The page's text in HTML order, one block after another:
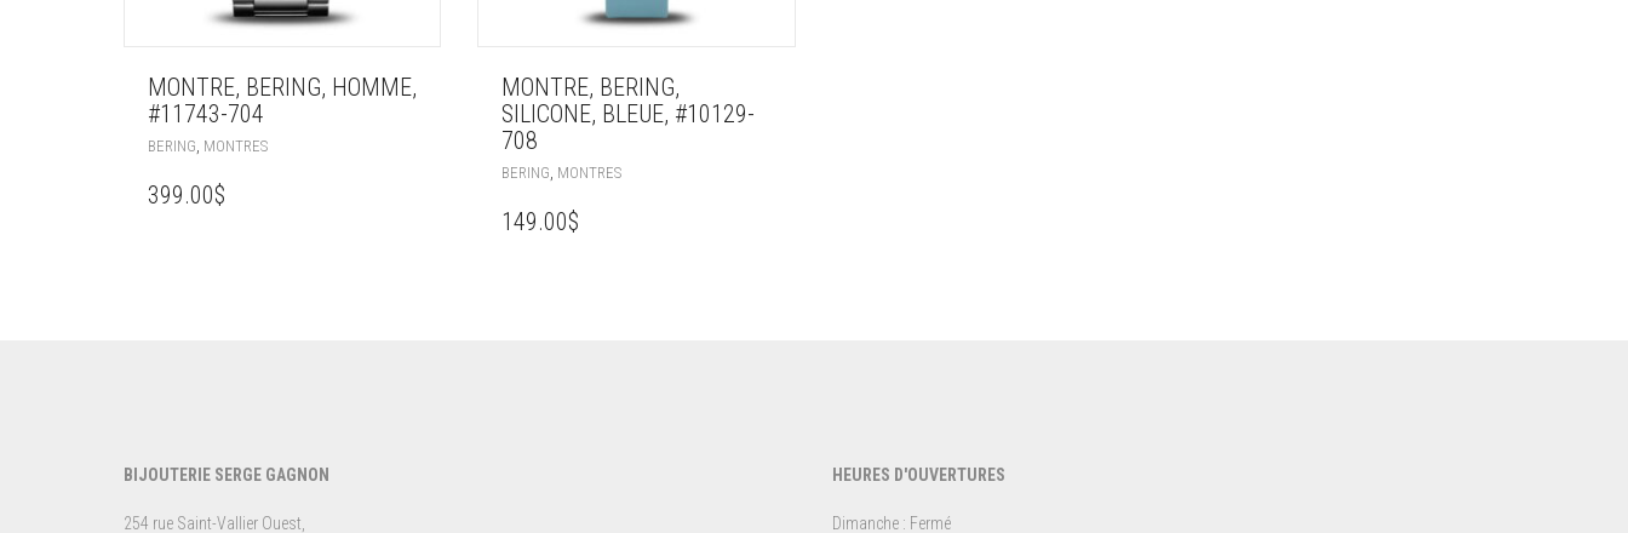
MONTRE, BERING, HOMME,
#11743-704
BERING, MONTRES
399.00$
MONTRE, BERING,
SILICONE, BLEUE, #10129-
708
BERING, MONTRES
149.00$
BIJOUTERIE SERGE GAGNON
254 rue Saint-Vallier Ouest,
HEURES D'OUVERTURES
Dimanche : Fermé